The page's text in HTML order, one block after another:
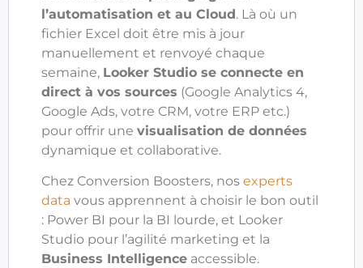
l’automatisation et au Cloud. Là où un
fichier Excel doit être mis à jour
manuellement et renvoyé chaque
semaine, Looker Studio se connecte en
direct à vos sources (Google Analytics 4,
Google Ads, votre CRM, votre ERP etc.)
pour offrir une visualisation de données
dynamique et collaborative.
Chez Conversion Boosters, nos experts
data vous apprennent à choisir le bon outil
: Power BI pour la BI lourde, et Looker
Studio pour l’agilité marketing et la
Business Intelligence accessible.